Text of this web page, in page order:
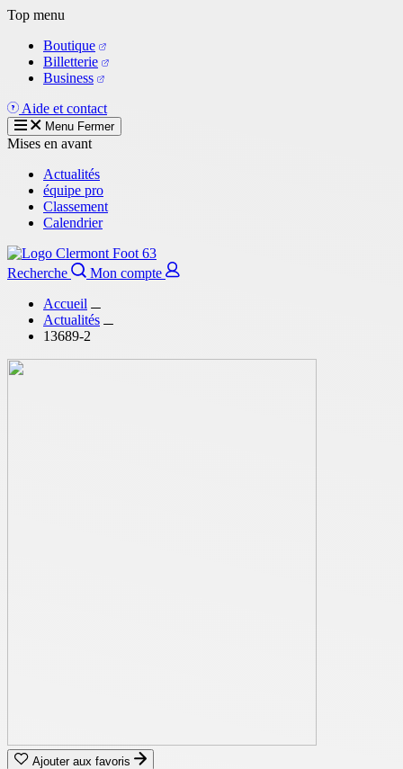
Aller
contenu
principal
Top menu
Boutique
Billetterie
Business
Aide et contact
Menu Fermer
Mises en avant
Actualités
équipe pro
Classement
Calendrier
Recherche
Mon compte
Accueil
Actualités
13689-2
Ajouter aux favoris